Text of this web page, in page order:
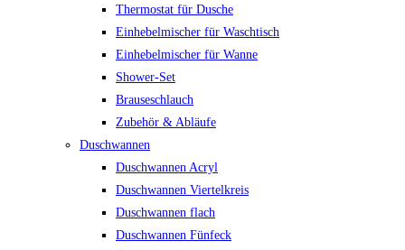
Thermostat für Dusche
Einhebelmischer für Waschtisch
Einhebelmischer für Wanne
Shower-Set
Brauseschlauch
Zubehör & Abläufe
Duschwannen
Duschwannen Acryl
Duschwannen Viertelkreis
Duschwannen flach
Duschwannen Fünfeck